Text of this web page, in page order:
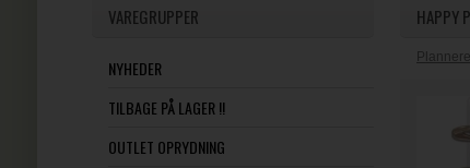
VAREGRUPPER
NYHEDER
TILBAGE PÅ LAGER !!
OUTLET OPRYDNING
HAPPY
Plannere